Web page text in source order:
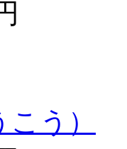
う）